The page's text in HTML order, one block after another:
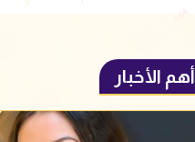
أهم الأخبار